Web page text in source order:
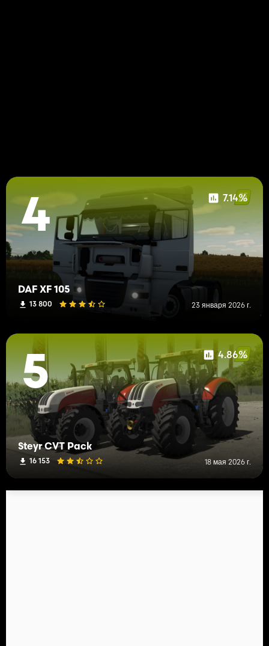
4 7.14%
DAF XF 105
13 800 23 января 2026 г.
5 4.86%
Steyr CVT Pack
16 153 18 мая 2026 г.